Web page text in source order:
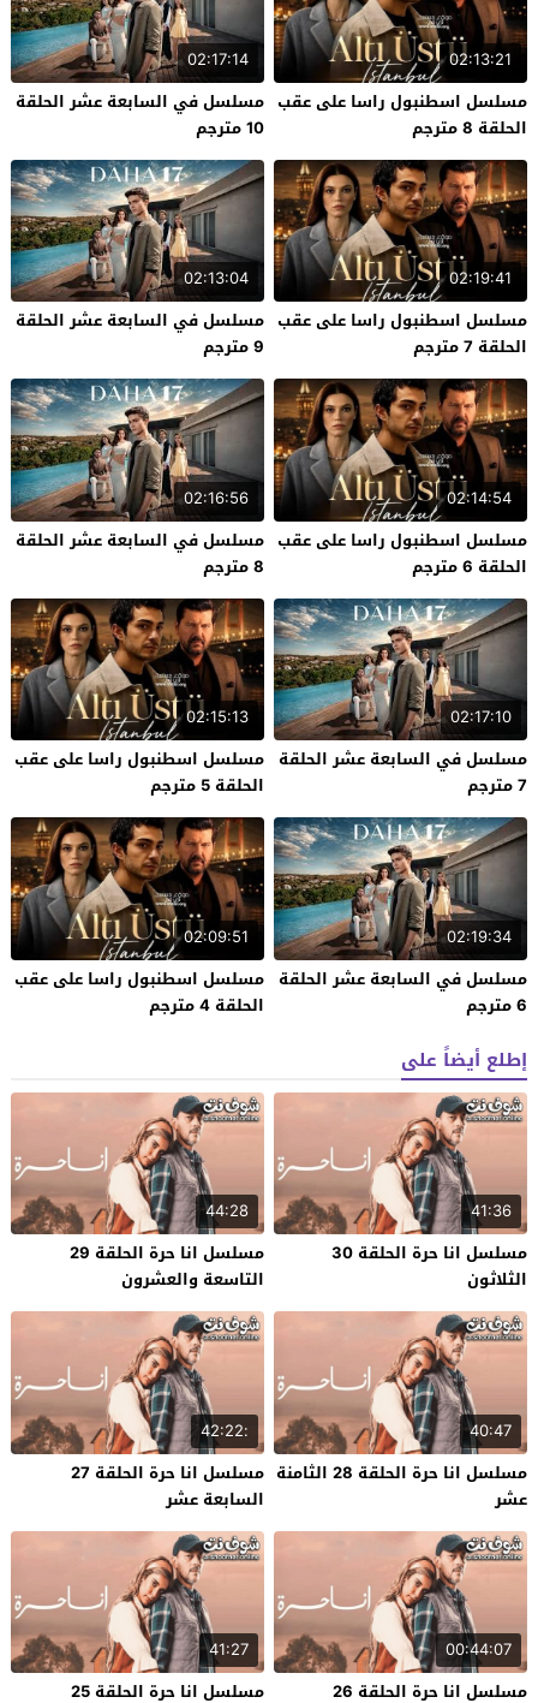
02:13:21
مسلسل اسطنبول راسا على عقب
الحلقة 8 مترجم
02:17:14
مسلسل في السابعة عشر الحلقة
10 مترجم
02:19:41
مسلسل اسطنبول راسا على عقب
الحلقة 7 مترجم
02:13:04
مسلسل في السابعة عشر الحلقة
9 مترجم
02:14:54
مسلسل اسطنبول راسا على عقب
الحلقة 6 مترجم
02:16:56
مسلسل في السابعة عشر الحلقة
8 مترجم
02:17:10
مسلسل في السابعة عشر الحلقة
7 مترجم
02:15:13
مسلسل اسطنبول راسا على عقب
الحلقة 5 مترجم
02:19:34
مسلسل في السابعة عشر الحلقة
6 مترجم
02:09:51
مسلسل اسطنبول راسا على عقب
الحلقة 4 مترجم
إطلع أيضاً على
41:36
مسلسل انا حرة الحلقة 30
الثلاثون
44:28
مسلسل انا حرة الحلقة 29
التاسعة والعشرون
40:47
مسلسل انا حرة الحلقة 28 الثامنة
عشر
:42:22
مسلسل انا حرة الحلقة 27
السابعة عشر
00:44:07
مسلسل انا حرة الحلقة 26
41:27
مسلسل انا حرة الحلقة 25